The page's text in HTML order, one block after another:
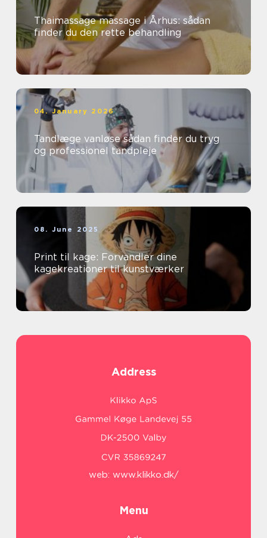
Thaimassage massage i Århus: sådan
finder du den rette behandling
04. January 2026
Tandlæge vanløse sådan finder du tryg
og professionel tandpleje
08. June 2025
Print til kage: Forvandler dine
kagekreationer til kunstværker
Address
web: www.klikko.dk/
Menu